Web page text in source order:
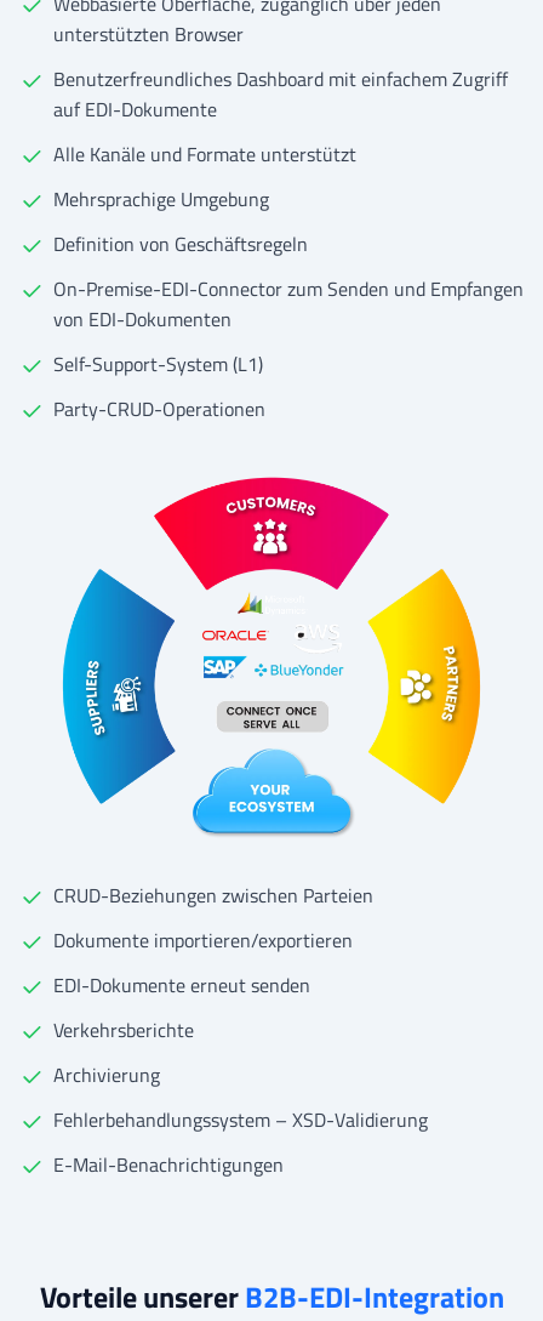
unterstützten Browser
Benutzerfreundliches Dashboard mit einfachem Zugriff
auf EDI-Dokumente
Alle Kanäle und Formate unterstützt
Mehrsprachige Umgebung
Definition von Geschäftsregeln
On-Premise-EDI-Connector zum Senden und Empfangen
von EDI-Dokumenten
Self-Support-System (L1)
Party-CRUD-Operationen
CRUD-Beziehungen zwischen Parteien
Dokumente importieren/exportieren
EDI-Dokumente erneut senden
Verkehrsberichte
Archivierung
Fehlerbehandlungssystem – XSD-Validierung
E-Mail-Benachrichtigungen
Vorteile unsererB2B-EDI-Integration